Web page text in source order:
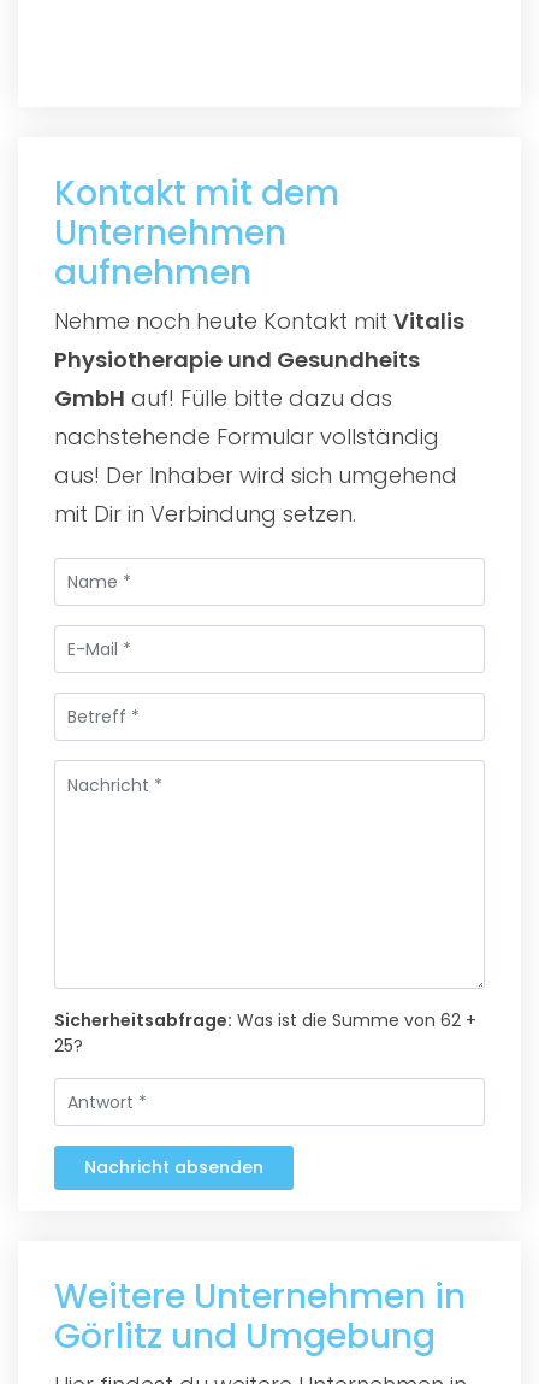
Kontakt mit dem
Unternehmen
aufnehmen
Nehme noch heute Kontakt mit Vitalis
Physiotherapie und Gesundheits
GmbH auf! Fülle bitte dazu das
nachstehende Formular vollständig
aus! Der Inhaber wird sich umgehend
mit Dir in Verbindung setzen.
Sicherheitsabfrage: Was ist die Summe von 62 +
25?
Nachricht absenden
Weitere Unternehmen in
Görlitz und Umgebung